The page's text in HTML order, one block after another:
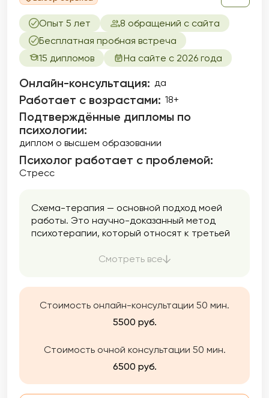
Опыт 5 лет
8 обращений с сайта
Бесплатная пробная встреча
15 дипломов
На сайте с 2026 года
Онлайн-консультация: да
Работает с возрастами: 18+
Подтверждённые дипломы по
психологии:
диплом о высшем образовании
Психолог работает с проблемой:
Стресс
Схема-терапия — основной подход моей
работы. Это научно-доказанный метод
психотерапии, который относят к третьей
Что это значит? Что в работе я как
подход позволяет максимально широко и
при этом бережно увидеть клиентскую
работать с глубиным травматическим
опыт и находить другие способы
справляться.
Смотреть все
Стоимость онлайн-консультации 50 мин.
5500 руб.
Стоимость очной консультации 50 мин.
6500 руб.